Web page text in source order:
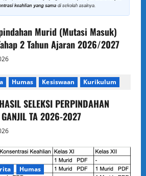
Murid (Mutasi Masuk)
2 Tahun Ajaran 2026/2027
Humas Kesiswaan Kurikulum
SELEKSI PERPINDAHAN
GANJIL TA 2026-2027
Humas